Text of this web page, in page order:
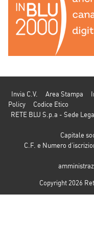
Invia C.V. Area Stampa
Policy
Codice Etico
RETE BLU S.p.a - Sede
Capitale
C.F. e Numero
Copyright 2026